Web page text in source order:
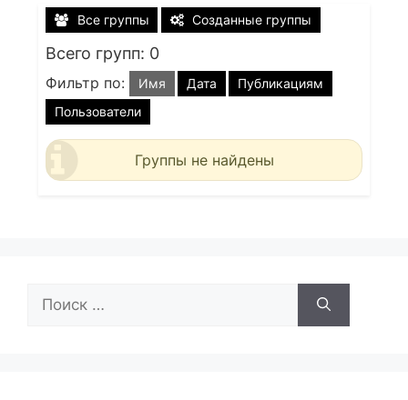
Все группы Созданные группы
Всего групп: 0
Фильтр по: Имя Дата
Публикациям
Пользователи
Группы не найдены